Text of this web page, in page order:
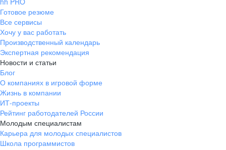
Готовое резюме
Все сервисы
Хочу у вас работать
Производственный календарь
Экспертная рекомендация
Новости и статьи
Блог
О компаниях в игровой форме
Жизнь в компании
ИТ-проекты
Рейтинг работодателей России
Молодым специалистам
Карьера для молодых специалистов
Школа программистов